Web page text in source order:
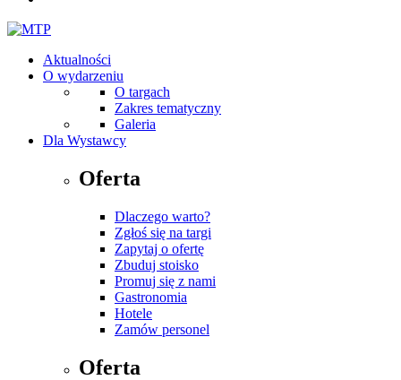
Aktualności
O wydarzeniu
O targach
Zakres tematyczny
Galeria
Dla Wystawcy
Oferta
Dlaczego warto?
Zgłoś się na targi
Zapytaj o ofertę
Zbuduj stoisko
Promuj się z nami
Gastronomia
Hotele
Zamów personel
Oferta